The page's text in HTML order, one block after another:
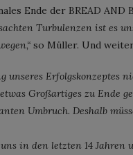
Ende der BREAD
Turbulenzen ist es
so Müller. Und
unseres Erfolgskonzeptes
Großartiges zu Ende
Umbruch. Deshalb
in den letzten 14 Jahren